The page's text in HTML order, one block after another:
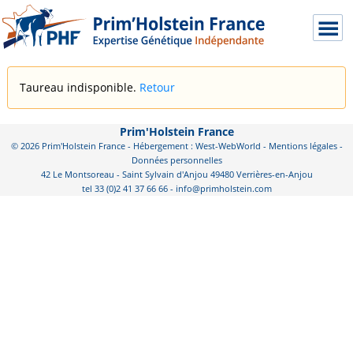
Taureau indisponible. Retour
Prim'Holstein France
© 2026 Prim'Holstein France - Hébergement : West-WebWorld - Mentions légales-
Données personnelles
42 Le Montsoreau - Saint Sylvain d'Anjou 49480 Verrières-en-Anjou
tel 33 (0)2 41 37 66 66 - info@primholstein.com